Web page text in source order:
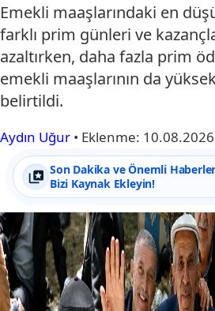
Emekli maaşlarındaki en
farklı prim günleri ve
azaltırken, daha fazla prim
emekli maaşlarının da
belirtildi.
Aydın Uğur • Eklenme:
Son Dakika ve Önemli
Bizi Kaynak Ekleyin!